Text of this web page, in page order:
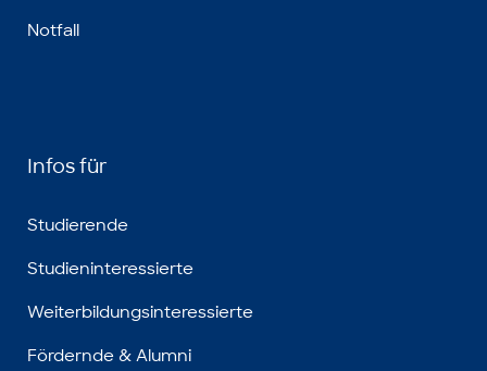
Notfall
Infos für
Studierende
Studieninteressierte
Weiterbildungsinteressierte
Fördernde & Alumni